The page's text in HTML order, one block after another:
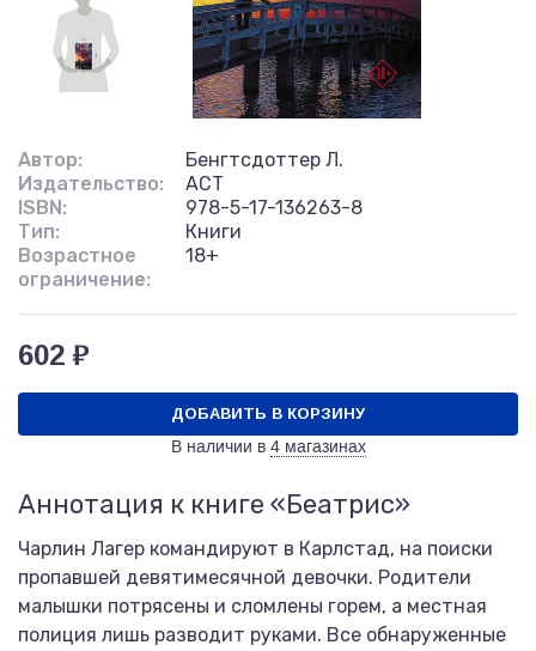
Автор:
Бенгтсдоттер Л.
Издательство:
АСТ
ISBN:
978-5-17-136263-8
Тип:
Книги
Возрастное
ограничение:
18+
602 ₽
ДОБАВИТЬ В КОРЗИНУ
В наличии в 4 магазинах
Аннотация к книге «Беатрис»
Чарлин Лагер командируют в Карлстад, на поиски
пропавшей девятимесячной девочки. Родители
малышки потрясены и сломлены горем, а местная
полиция лишь разводит руками. Все обнаруженные